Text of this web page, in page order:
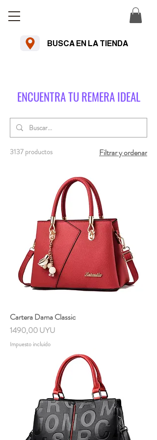
BUSCA EN LA TIENDA
ENCUENTRA TU REMERA IDEAL
3137 productos Filtrar y ordenar
Cartera Dama Classic
Precio
1490,00 UYU
Impuesto incluido